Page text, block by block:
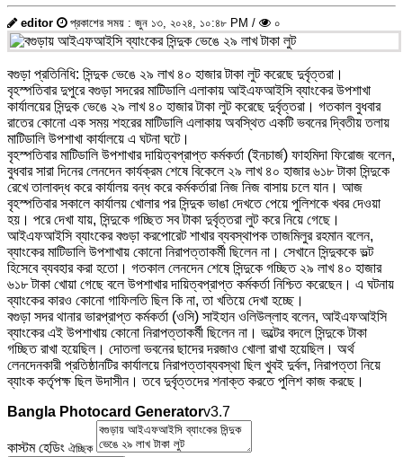
editor প্রকাশের সময় : জুন ১৩, ২০২৪, ১০:৪৮ PM / ০
বগুড়া প্রতিনিধি: সিন্দুক ভেঙে ২৯ লাখ ৪০ হাজার টাকা লুট করেছে দুর্বৃত্তরা।
বৃহস্পতিবার দুপুরে বগুড়া সদরের মাটিডালি এলাকায় আইএফআইসি ব্যাংকের উপশাখা
কার্যালয়ের সিন্দুক ভেঙে ২৯ লাখ ৪০ হাজার টাকা লুট করেছে দুর্বৃত্তরা। গতকাল বুধবার
রাতের কোনো এক সময় শহরের মাটিডালি এলাকায় অবস্থিত একটি ভবনের দ্বিতীয় তলায়
মাটিডালি উপশাখা কার্যালয়ে এ ঘটনা ঘটে।
বৃহস্পতিবার মাটিডালি উপশাখার দায়িত্বপ্রাপ্ত কর্মকর্তা (ইনচার্জ) ফাহমিদা ফিরোজ বলেন,
বুধবার সারা দিনের লেনদেন কার্যক্রম শেষে বিকেলে ২৯ লাখ ৪০ হাজার ৬১৮ টাকা সিন্দুকে
রেখে তালাবদ্ধ করে কার্যালয় বন্ধ করে কর্মকর্তারা নিজ নিজ বাসায় চলে যান। আজ
বৃহস্পতিবার সকালে কার্যালয় খোলার পর সিন্দুক ভাঙা দেখতে পেয়ে পুলিশকে খবর দেওয়া
হয়। পরে দেখা যায়, সিন্দুকে গচ্ছিত সব টাকা দুর্বৃত্তরা লুট করে নিয়ে গেছে।
আইএফআইসি ব্যাংকের বগুড়া করপোরেট শাখার ব্যবস্থাপক তাজমিলুর রহমান বলেন,
ব্যাংকের মাটিডালি উপশাখায় কোনো নিরাপত্তাকর্মী ছিলেন না। সেখানে সিন্দুককে ভল্ট
হিসেবে ব্যবহার করা হতো। গতকাল লেনদেন শেষে সিন্দুকে গচ্ছিত ২৯ লাখ ৪০ হাজার
৬১৮ টাকা খোয়া গেছে বলে উপশাখার দায়িত্বপ্রাপ্ত কর্মকর্তা নিশ্চিত করেছেন। এ ঘটনায়
ব্যাংকের কারও কোনো গাফিলতি ছিল কি না, তা খতিয়ে দেখা হচ্ছে।
বগুড়া সদর থানার ভারপ্রাপ্ত কর্মকর্তা (ওসি) সাইহান ওলিউল্লাহ বলেন, আইএফআইসি
ব্যাংকের এই উপশাখায় কোনো নিরাপত্তাকর্মী ছিলেন না। ভল্টের বদলে সিন্দুকে টাকা
গচ্ছিত রাখা হয়েছিল। দোতলা ভবনের ছাদের দরজাও খোলা রাখা হয়েছিল। অর্থ
লেনদেনকারী প্রতিষ্ঠানটির কার্যালয়ে নিরাপত্তাব্যবস্থা ছিল খুবই দুর্বল, নিরাপত্তা নিয়ে
ব্যাংক কর্তৃপক্ষ ছিল উদাসীন। তবে দুর্বৃত্তদের শনাক্ত করতে পুলিশ কাজ করছে।
Bangla Photocard Generatorv3.7
কাস্টম হেডিং ঐচ্ছিক